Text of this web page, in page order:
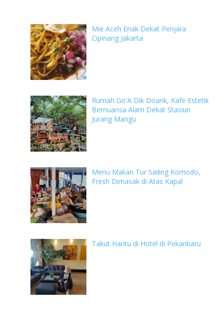
Mie Aceh Enak Dekat Penjara
Cipinang Jakarta
Rumah Go'A Dik Doank, Kafe Estetik
Bernuansa Alam Dekat Stasiun
Jurang Mangu
Menu Makan Tur Sailing Komodo,
Fresh Dimasak di Atas Kapal
Takut Hantu di Hotel di Pekanbaru